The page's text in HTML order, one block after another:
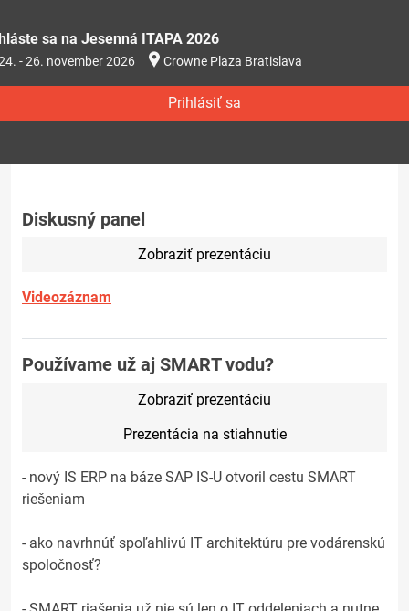
sa na Jesenná ITAPA 2026
- 26. november 2026 Crowne Plaza Bratislava
Prihlásiť sa
Diskusný panel
Zobraziť prezentáciu
Videozáznam
Používame už aj SMART vodu?
Zobraziť prezentáciu
Prezentácia na stiahnutie
- nový IS ERP na báze SAP IS-U otvoril cestu SMART
riešeniam
- ako navrhnúť spoľahlivú IT architektúru pre vodárenskú
spoločnosť?